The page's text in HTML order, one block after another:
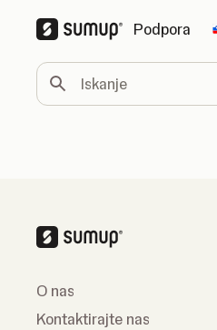
Podpora
Iskanje
O nas
Kontaktirajte nas